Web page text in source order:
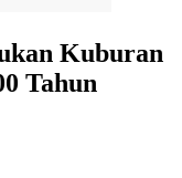
Kuburan
Tahun